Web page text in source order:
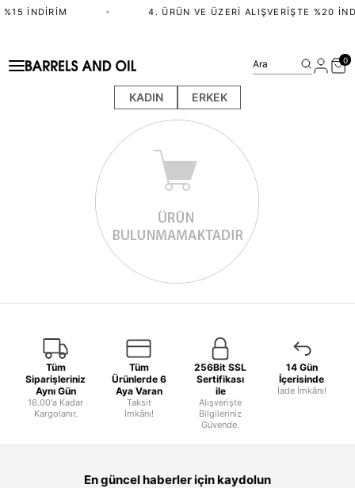
İNDIRIM • 4. ÜRÜN VE ÜZERI ALIŞVERIŞTE %20
KADIN ERKEK
Ara 0
Tüm
Siparişleriniz
Aynı Gün
16.00'a Kadar
Kargolanır.
Tüm
Ürünlerde 6
Aya Varan
Taksit
İmkânı!
256Bit SSL
Sertifikası
ile
Alışverişte
Bilgileriniz
Güvende.
14 Gün
İçerisinde
İade İmkânı!
En güncel haberler için kaydolun